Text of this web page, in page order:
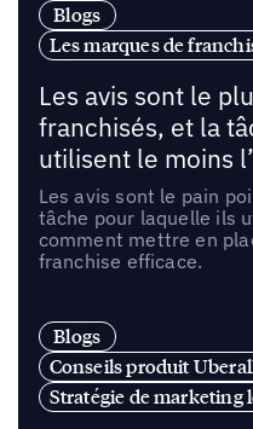
Blogs
Les marques de
Les avis sont le
franchisés, et la
utilisent le moins
Les avis sont le pain
tâche pour laquelle ils
comment mettre en
franchise efficace.
Blogs
Conseils produit
Stratégie de marketing